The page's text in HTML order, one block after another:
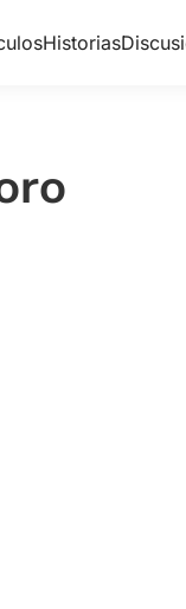
Historias